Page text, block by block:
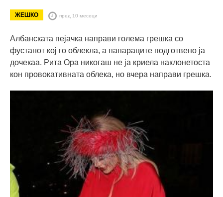
ЖЕШКО пред 10 месеци
Албанската пејачка направи голема грешка со
фустанот кој го облекла, а папараците подготвено ја
дочекаа. Рита Ора никогаш не ја криела наклонетоста
кон провокативната облека, но вчера направи грешка.